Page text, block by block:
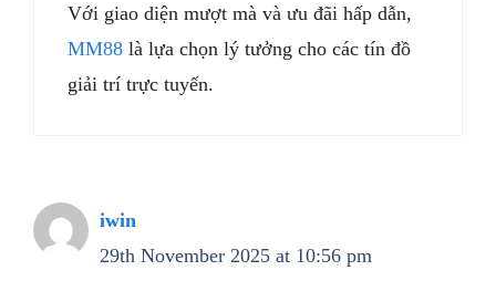
Với giao diện mượt mà và ưu đãi hấp dẫn,
MM88 là lựa chọn lý tưởng cho các tín đồ
giải trí trực tuyến.
iwin
29th November 2025 at 10:56 pm